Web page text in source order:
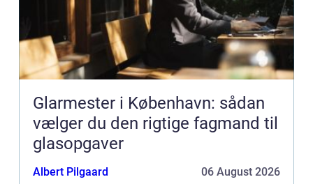
Glarmester i København: sådan
vælger du den rigtige fagmand til
glasopgaver
Albert Pilgaard 06 August 2026